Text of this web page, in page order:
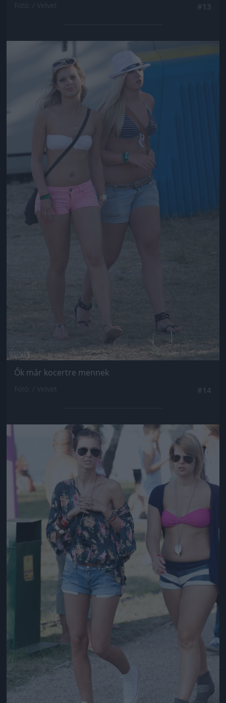
Jön még kép!
Ők már kocertre mennek
Jön még kép!